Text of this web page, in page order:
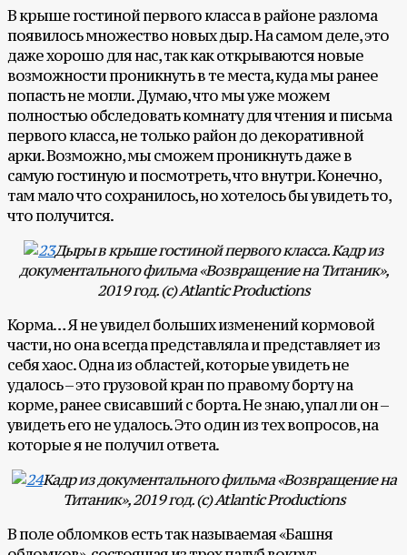
В крыше гостиной первого класса в районе разлома
появилось множество новых дыр. На самом деле, это
даже хорошо для нас, так как открываются новые
возможности проникнуть в те места, куда мы ранее
попасть не могли. Думаю, что мы уже можем
полностью обследовать комнату для чтения и письма
первого класса, не только район до декоративной
арки. Возможно, мы сможем проникнуть даже в
самую гостиную и посмотреть, что внутри. Конечно,
там мало что сохранилось, но хотелось бы увидеть то,
что получится.
Дыры в крыше гостиной первого класса. Кадр из
документального фильма «Возвращение на Титаник»,
2019 год. (с) Atlantic Productions
Корма… Я не увидел больших изменений кормовой
части, но она всегда представляла и представляет из
себя хаос. Одна из областей, которые увидеть не
удалось – это грузовой кран по правому борту на
корме, ранее свисавший с борта. Не знаю, упал ли он –
увидеть его не удалось. Это один из тех вопросов, на
которые я не получил ответа.
Кадр из документального фильма «Возвращение на
Титаник», 2019 год. (с) Atlantic Productions
В поле обломков есть так называемая «Башня